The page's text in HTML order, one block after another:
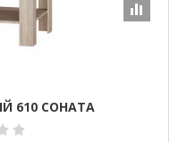
610 СОНАТА